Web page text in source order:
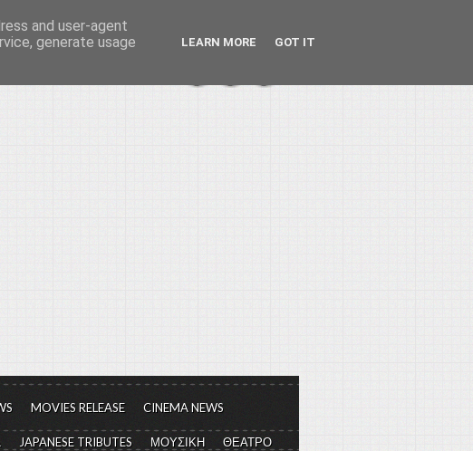
MOVIES RELEASE CINEMA NEWS
JAPANESE TRIBUTES ΜΟΥΣΙΚΗ ΘΕΑΤΡΟ
and user-agent
generate usage
LEARN MORE GOT IT